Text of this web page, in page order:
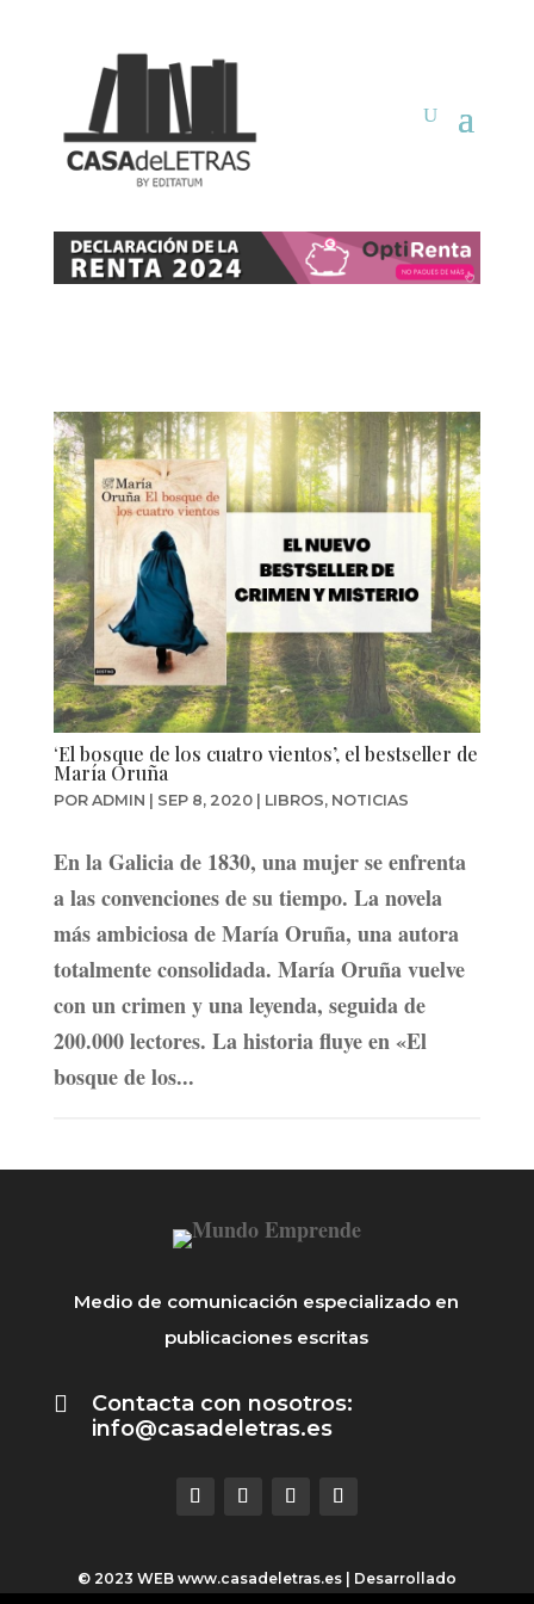
‘El bosque de los cuatro vientos’, el bestseller de
María Oruña
POR ADMIN SEP 8, 2020| LIBROS, NOTICIAS
En la Galicia de 1830, una mujer se enfrenta
a las convenciones de su tiempo. La novela
más ambiciosa de María Oruña, una autora
totalmente consolidada. María Oruña vuelve
con un crimen y una leyenda, seguida de
200.000 lectores. La historia fluye en «El
bosque de los...
Medio de comunicación especializado en
publicaciones escritas

Contacta con nosotros:
info@casadeletras.es
© 2023 WEB www.casadeletras.es| Desarrollado